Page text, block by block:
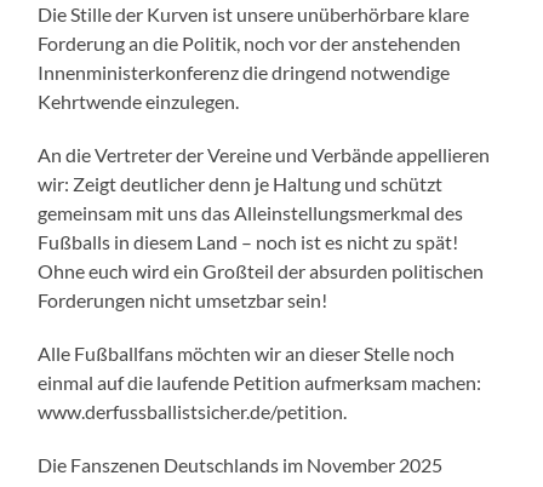
Die Stille der Kurven ist unsere unüberhörbare klare
Forderung an die Politik, noch vor der anstehenden
Innenministerkonferenz die dringend notwendige
Kehrtwende einzulegen.
An die Vertreter der Vereine und Verbände appellieren
wir: Zeigt deutlicher denn je Haltung und schützt
gemeinsam mit uns das Alleinstellungsmerkmal des
Fußballs in diesem Land – noch ist es nicht zu spät!
Ohne euch wird ein Großteil der absurden politischen
Forderungen nicht umsetzbar sein!
Alle Fußballfans möchten wir an dieser Stelle noch
einmal auf die laufende Petition aufmerksam machen:
www.derfussballistsicher.de/petition.
Die Fanszenen Deutschlands im November 2025